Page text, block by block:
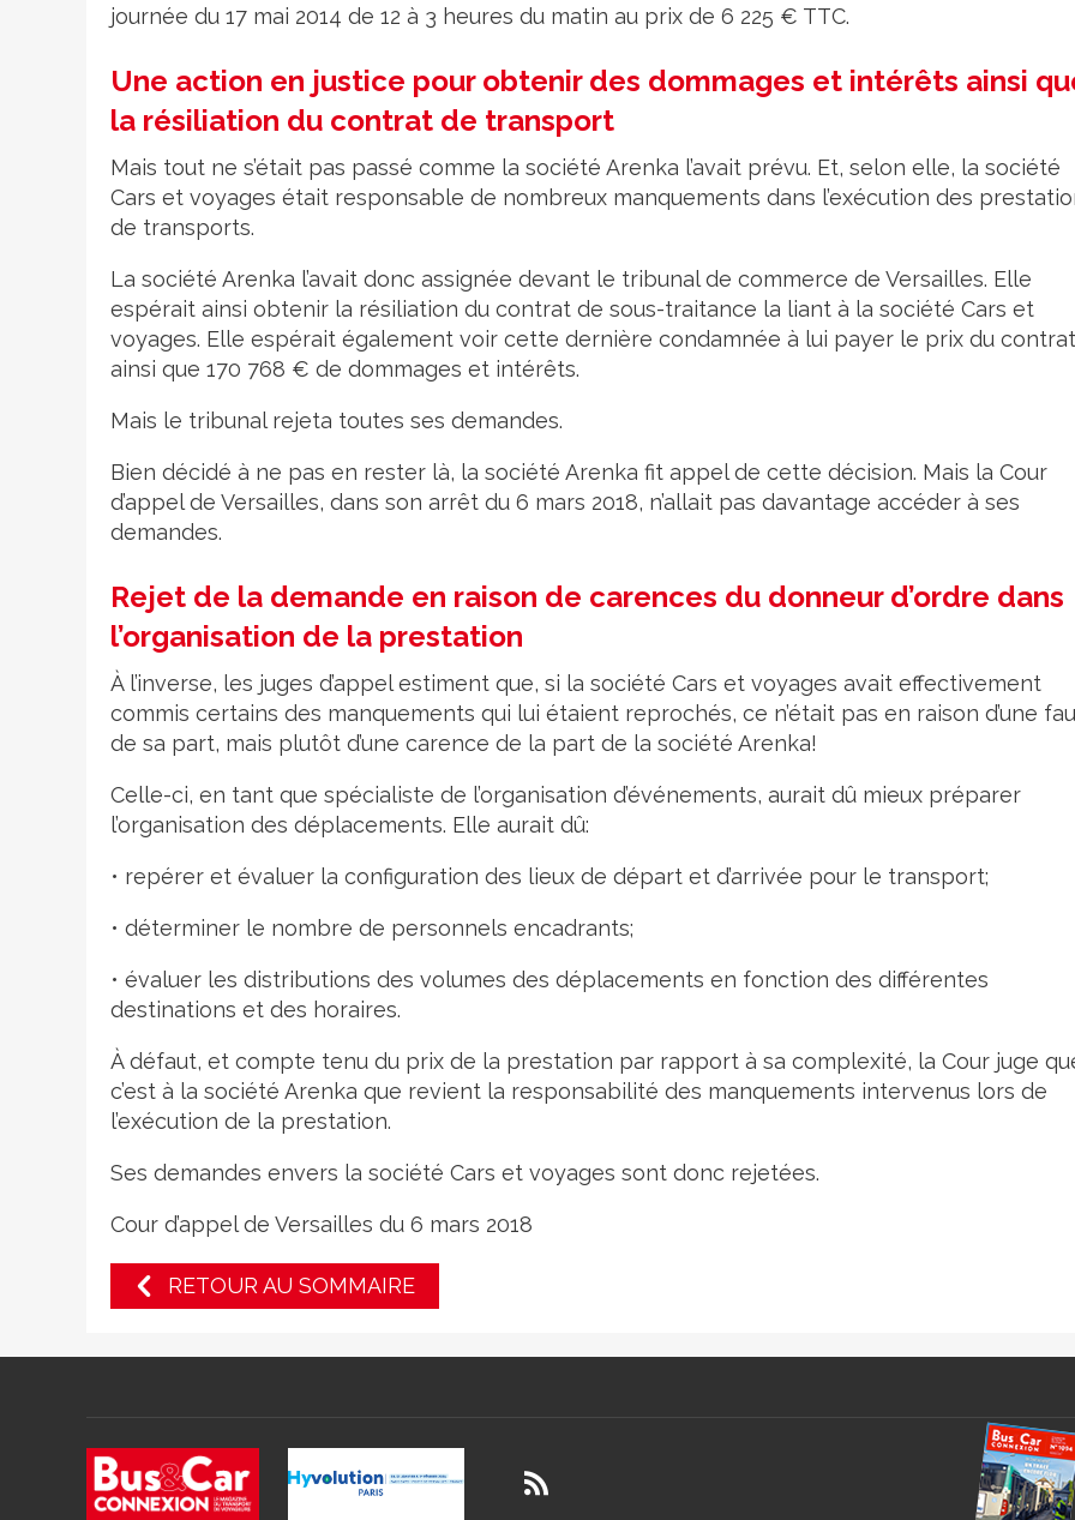
journée du 17 mai 2014 de 12 à 3 heures du matin au prix de 6 225 € TTC.
Une action en justice pour obtenir des dommages et intérêts ainsi
la résiliation du contrat de transport
Mais tout ne s’était pas passé comme la société Arenka l’avait prévu. Et, selon elle, la société
Cars et voyages était responsable de nombreux manquements dans l’exécution des
de transports.
La société Arenka l’avait donc assignée devant le tribunal de commerce de Versailles. Elle
espérait ainsi obtenir la résiliation du contrat de sous-traitance la liant à la société Cars et
voyages. Elle espérait également voir cette dernière condamnée à lui payer le prix du contrat
ainsi que 170 768 € de dommages et intérêts.
Mais le tribunal rejeta toutes ses demandes.
Bien décidé à ne pas en rester là, la société Arenka fit appel de cette décision. Mais la Cour
d’appel de Versailles, dans son arrêt du 6 mars 2018, n’allait pas davantage accéder à ses
demandes.
Rejet de la demande en raison de carences du donneur d’ordre dans
l’organisation de la prestation
À l’inverse, les juges d’appel estiment que, si la société Cars et voyages avait effectivement
commis certains des manquements qui lui étaient reprochés, ce n’était pas en raison d’une
de sa part, mais plutôt d’une carence de la part de la société Arenka!
Celle-ci, en tant que spécialiste de l’organisation d’événements, aurait dû mieux préparer
l’organisation des déplacements. Elle aurait dû:
• repérer et évaluer la configuration des lieux de départ et d’arrivée pour le transport;
• déterminer le nombre de personnels encadrants;
• évaluer les distributions des volumes des déplacements en fonction des différentes
destinations et des horaires.
À défaut, et compte tenu du prix de la prestation par rapport à sa complexité, la Cour juge
c’est à la société Arenka que revient la responsabilité des manquements intervenus lors de
l’exécution de la prestation.
Ses demandes envers la société Cars et voyages sont donc rejetées.
Cour d’appel de Versailles du 6 mars 2018
RETOUR AU SOMMAIRE